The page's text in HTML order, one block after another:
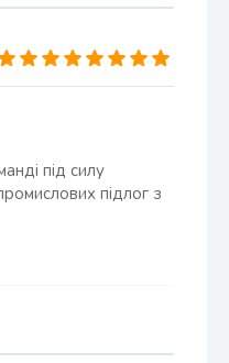
під силу
підлог з